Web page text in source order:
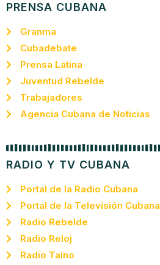
PRENSA CUBANA
Granma
Cubadebate
Prensa Latina
Juventud Rebelde
Trabajadores
Agencia Cubana de Noticias
RADIO Y TV CUBANA
Portal de la Radio Cubana
Portal de la Televisión Cubana
Radio Rebelde
Radio Reloj
Radio Taíno